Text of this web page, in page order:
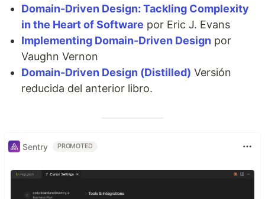
Domain-Driven Design: Tackling Complexity
in the Heart of Software por Eric J. Evans
Implementing Domain-Driven Design por
Vaughn Vernon
Domain-Driven Design (Distilled) Versión
reducida del anterior libro.
Sentry PROMOTED